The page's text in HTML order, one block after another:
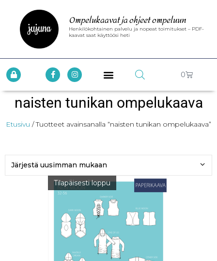
Ompelukaavat ja ohjeet ompeluun
Henkilökohtainen palvelu ja nopeat toimitukset – PDF-
kaavat saat käyttöösi heti
0
naisten tunikan ompelukaava
Etusivu / Tuotteet avainsanalla “naisten tunikan ompelukaava”
Tilapäisesti loppu